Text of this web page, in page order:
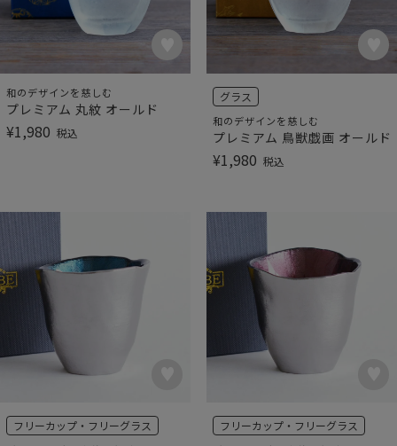
和のデザインを慈しむ
プレミアム 丸紋 オールド
¥1,980 税込
グラス
和のデザインを慈しむ
プレミアム 鳥獣戯画 オールド
¥1,980 税込
フリーカップ・フリーグラス フリーカップ・フリーグラス